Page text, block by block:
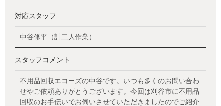
対応スタッフ
中谷修平（計二人作業）
スタッフコメント
不用品回収エコーズの中谷です。いつも多くのお問い合わ
せやご依頼ありがとうございます。今回は刈谷市に不用品
回収のお手伝いでお伺いさせていただきましたのでご紹介